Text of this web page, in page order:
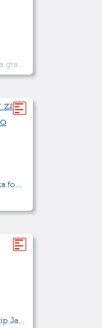
Rauterjeva graščina
Spominska fontana
Doprsni kip Jakoba Molka-Mohorja